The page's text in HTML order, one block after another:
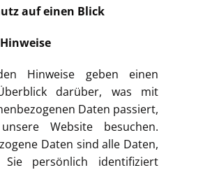
auf einen Blick
Hinweise geben einen
darüber, was mit
Daten passiert,
Website besuchen.
Daten sind alle Daten,
persönlich identifiziert